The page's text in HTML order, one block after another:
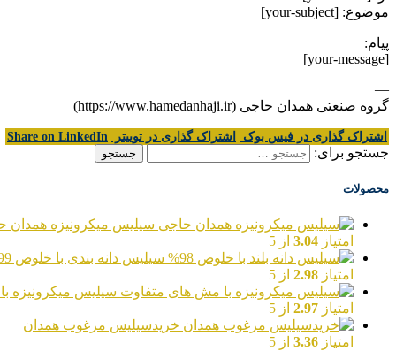
موضوع: [your-subject]
پیام:
[your-message]
—
گروه صنعتی همدان حاجی (https://www.hamedanhaji.ir)
اشتراک گذاری در فیس بوک اشتراک گذاری در توییتر Share on LinkedIn
جستجو برای:
محصولات
سیلیس میکرونیزه همدان
امتیاز 3.04 از 5
سیلیس دانه بندی با خلوص 99%
امتیاز 2.98 از 5
سیلیس میکرونیزه
امتیاز 2.97 از 5
خریدسیلیس مرغوب همدان
امتیاز 3.36 از 5